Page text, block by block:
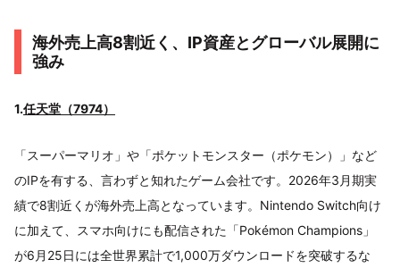
海外売上高8割近く、IP資産とグローバル展開に
強み
1.任天堂（7974）
「スーパーマリオ」や「ポケットモンスター（ポケモン）」など
のIPを有する、言わずと知れたゲーム会社です。2026年3月期実
績で8割近くが海外売上高となっています。Nintendo Switch向け
に加えて、スマホ向けにも配信された「Pokémon Champions」
が6月25日には全世界累計で1,000万ダウンロードを突破するな